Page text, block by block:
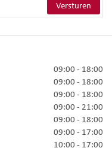
09:00 - 18:00
09:00 - 18:00
09:00 - 18:00
09:00 - 21:00
09:00 - 18:00
09:00 - 17:00
10:00 - 17:00